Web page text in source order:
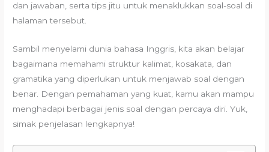
dan jawaban, serta tips jitu untuk menaklukkan soal-soal di
halaman tersebut.
Sambil menyelami dunia bahasa Inggris, kita akan belajar
bagaimana memahami struktur kalimat, kosakata, dan
gramatika yang diperlukan untuk menjawab soal dengan
benar. Dengan pemahaman yang kuat, kamu akan mampu
menghadapi berbagai jenis soal dengan percaya diri. Yuk,
simak penjelasan lengkapnya!